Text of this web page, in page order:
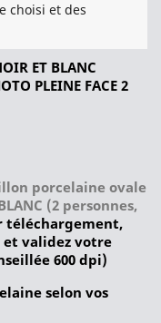
choisi et des
ET BLANC
PLEINE FACE 2
porcelaine ovale
(2 personnes,
téléchargement,
et validez votre
600 dpi)
selon vos